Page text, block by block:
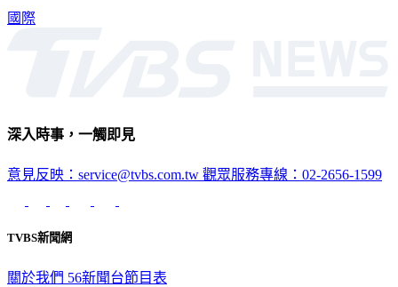
國際
深入時事，一觸即見
意見反映：service@tvbs.com.tw 觀眾服務專線：02-2656-1599
TVBS新聞網
關於我們 56新聞台節目表